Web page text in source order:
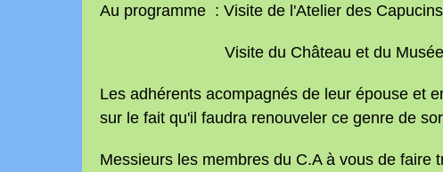
Au programme : Visite de l'Atelier des
Visite du Château et du Musée
Les adhérents acompagnés de leur épouse et
sur le fait qu'il faudra renouveler ce genre de
Messieurs les membres du C.A à vous de faire